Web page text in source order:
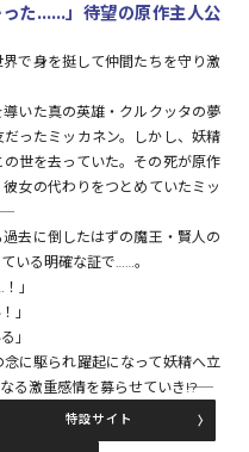
ェ
イ
った……」待望の原作主人公
で身を挺して仲間たちを守り激
いた真の英雄・クルクッタの夢
ったミッカネン。しかし、妖精
世を去っていた。その死が原作
女の代わりをつとめていたミッ
去に倒したはずの魔王・賢人の
いる明確な証で……。
」
」
」
に駆られ躍起になって妖精へ立
激重感情を募らせていき――!?
特設サイト